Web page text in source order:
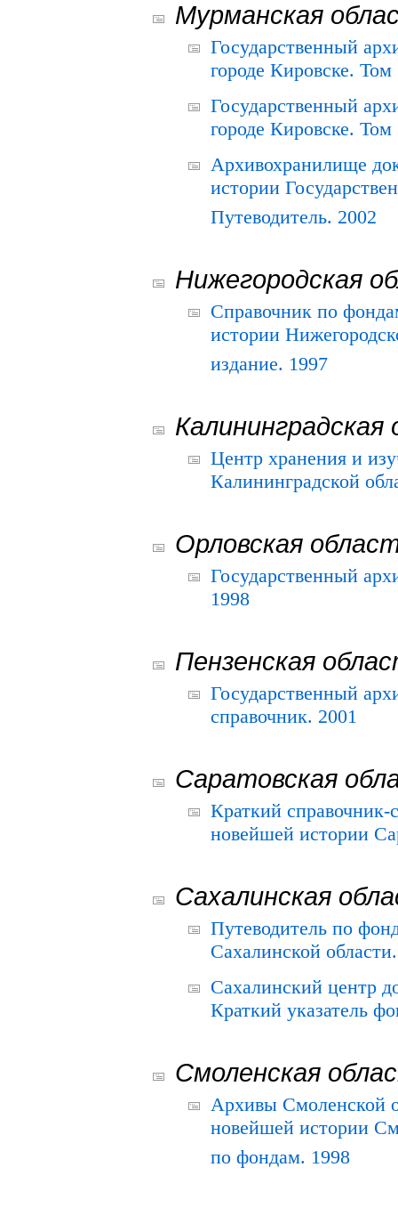
Мурманская
Государственный
городе Кировске.
Государственный
городе Кировске.
Архивохранилище
истории
Путеводитель. 2002
Нижегородская
Справочник по
истории
издание. 1997
Калининградская
Центр хранения и
Калининградской
Орловская
Государственный
1998
Пензенская
Государственный
справочник. 2001
Саратовская
Краткий
новейшей истории
Сахалинская
Путеводитель по
Сахалинской
Сахалинский центр
Краткий указатель
Смоленская
Архивы Смоленской
новейшей истории
по фондам. 1998